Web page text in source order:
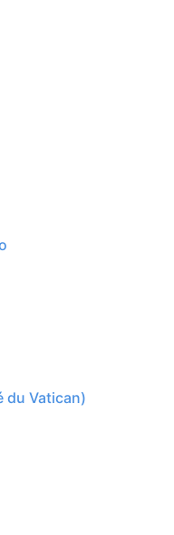
Vatican)